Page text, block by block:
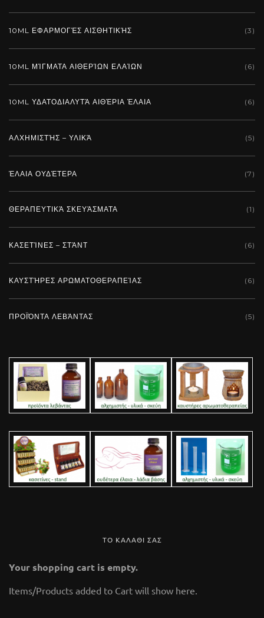
10ML ΕΦΑΡΜΟΓΈΣ ΑΙΣΘΗΤΙΚΉΣ (3)
10ML ΜΊΓΜΑΤΑ ΑΙΘΕΡΊΩΝ ΕΛΑΊΩΝ (6)
10ML ΥΔΑΤΟΔΙΑΛΥΤΆ ΑΙΘΈΡΙΑ ΈΛΑΙΑ (6)
ΑΛΧΗΜΙΣΤΉΣ – ΥΛΙΚΆ (5)
ΈΛΑΙΑ ΟΥΔΈΤΕΡΑ (7)
ΘΕΡΑΠΕΥΤΙΚΆ ΣΚΕΥΆΣΜΑΤΑ (1)
ΚΑΣΕΤΊΝΕΣ – ΣΤΆΝΤ (6)
ΚΑΥΣΤΉΡΕΣ ΑΡΩΜΑΤΟΘΕΡΑΠΕΊΑΣ (6)
ΠΡΟΪΌΝΤΑ ΛΕΒΆΝΤΑΣ (5)
ΤΟ ΚΑΛΑΘΙ ΣΑΣ
Your shopping cart is empty.
Items/Products added to Cart will show here.